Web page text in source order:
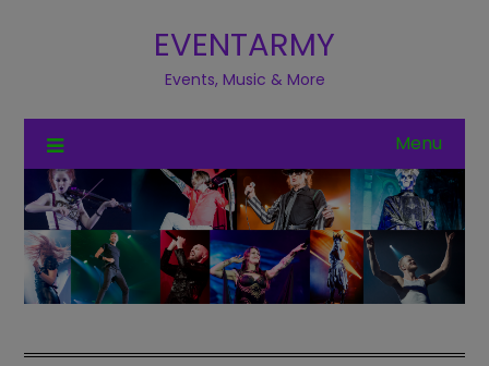
EVENTARMY
Events, Music & More
Menu